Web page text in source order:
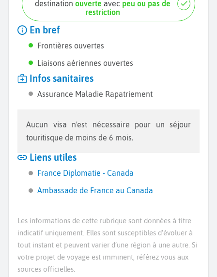
destinationouverte avec peu ou pas de
restriction
En bref
Frontières ouvertes
Liaisons aériennes ouvertes
Infos sanitaires
Assurance Maladie Rapatriement
Aucun visa n'est nécessaire pour un séjour
touritisque de moins de 6 mois.
Liens utiles
France Diplomatie - Canada
Ambassade de France au Canada
Les informations de cette rubrique sont données à titre
indicatif uniquement. Elles sont susceptibles d’évoluer à
tout instant et peuvent varier d’une région à une autre. Si
votre projet de voyage est imminent, référez vous aux
sources officielles.